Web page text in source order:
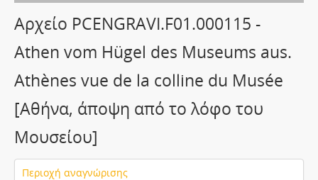
Αρχείο PCENGRAVI.F01.000115 -
Athen vom Hügel des Museums aus.
Athènes vue de la colline du Μusée
[Αθήνα, άποψη από το λόφο του
Μουσείου]
Περιοχή αναγνώρισης